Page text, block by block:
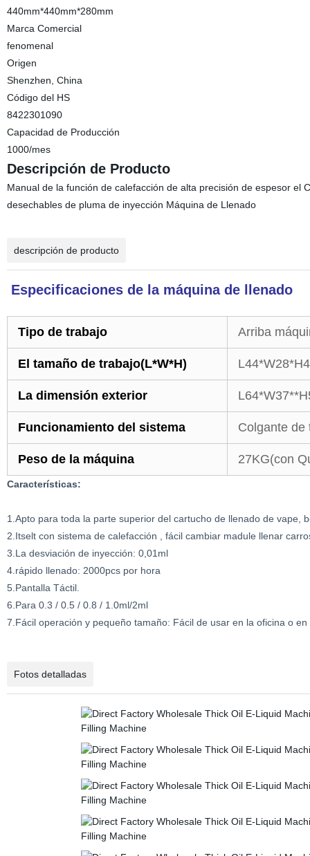
440mm*440mm*280mm
Marca Comercial
fenomenal
Origen
Shenzhen, China
Código del HS
8422301090
Capacidad de Producción
1000/mes
Descripción de Producto
Manual de la función de calefacción de alta precisión de espesor el
desechables de pluma de inyección Máquina de Llenado
descripción de producto
Especificaciones de la máquina de llenado
Tipo de trabajo Arriba
El tamaño de trabajo(L*W*H)
La dimensión exterior
Funcionamiento del sistema Colgante de
Peso de la máquina 27KG(con
Características:
1.Apto para toda la parte superior del cartucho de llenado de vape,
2.Itselt con sistema de calefacción , fácil cambiar madule llenar
3.La desviación de inyección: 0,01ml
4.rápido llenado: 2000pcs por hora
5.Pantalla Táctil.
6.Para 0.3 / 0.5 / 0.8 / 1.0ml/2ml
7.Fácil operación y pequeño tamaño: Fácil de usar en la oficina o en
Fotos detalladas